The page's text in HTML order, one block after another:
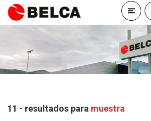
11 - resultados para muestra